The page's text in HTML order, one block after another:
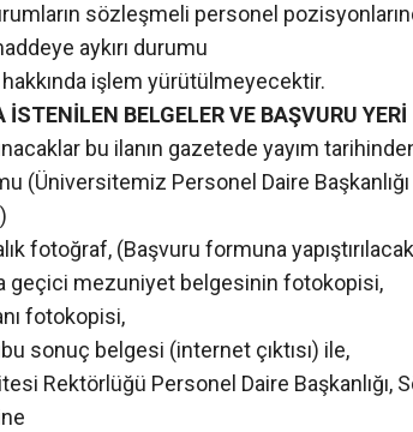
sözleşmeli personel
aykırı durumu
işlem yürütülmeyecektir.
İSTENİLEN BELGELER VE BAŞVURU YERİ
bu ilanın gazetede yayım
(Üniversitemiz Personel Daire
fotoğraf, (Başvuru formuna
geçici mezuniyet belgesinin fotokopisi,
fotokopisi,
sonuç belgesi (internet çıktısı) ile,
Rektörlüğü Personel Daire